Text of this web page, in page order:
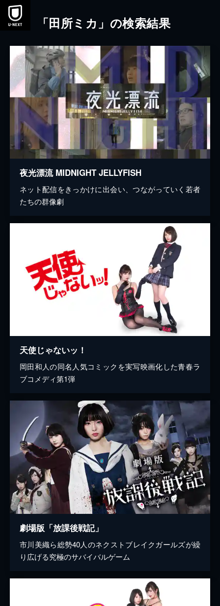
本文へスキップ
「田所ミカ」の検索結果
夜光漂流 MIDNIGHT JELLYFISH
ネット配信をきっかけに出会い、つながっていく若者
たちの群像劇
天使じゃないッ！
岡田和人の同名人気コミックを実写映画化した青春ラ
ブコメディ第1弾
劇場版「放課後戦記」
市川美織ら総勢40人のネクストブレイクガールズが繰
り広げる究極のサバイバルゲーム